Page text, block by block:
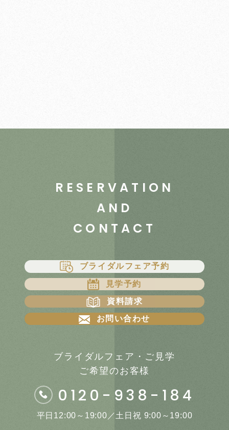
RESERVATION
AND
CONTACT
ブライダルフェア予約
見学予約
資料請求
お問い合わせ
ブライダルフェア・ご見学
ご希望のお客様
0120-938-184
平日12:00～19:00／土日祝 9:00～19:00